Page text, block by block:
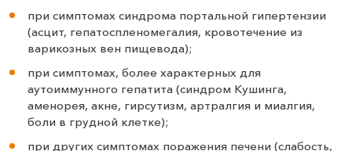
при симптомах синдрома портальной гипертензии
(асцит, гепатоспленомегалия, кровотечение из
варикозных вен пищевода);
при симптомах, более характерных для
аутоиммунного гепатита (синдром Кушинга,
аменорея, акне, гирсутизм, артралгия и миалгия,
боли в грудной клетке);
при других симптомах поражения печени (слабость,